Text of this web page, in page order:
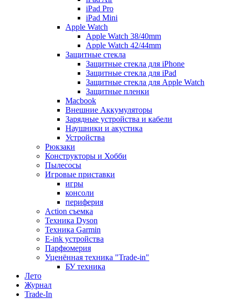
iPad Pro
iPad Mini
Apple Watch
Apple Watch 38/40mm
Apple Watch 42/44mm
Защитные стекла
Защитные стекла для iPhone
Защитные стекла для iPad
Защитные стекла для Apple Watch
Защитные пленки
Macbook
Внешние Аккумуляторы
Зарядные устройства и кабели
Наушники и акустика
Устройства
Рюкзаки
Конструкторы и Хобби
Пылесосы
Игровые приставки
игры
консоли
периферия
Action съемка
Техника Dyson
Техника Garmin
E-ink устройства
Парфюмерия
Уценённая техника "Trade-in"
БУ техника
Лето
Журнал
Trade-In